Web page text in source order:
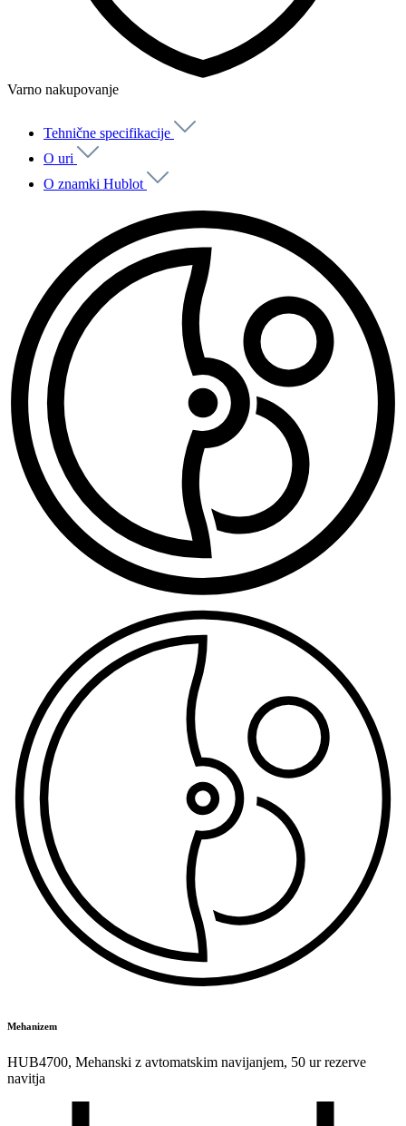
Varno nakupovanje
Tehnične specifikacije
O uri
O znamki Hublot
Mehanizem
HUB4700, Mehanski z avtomatskim navijanjem, 50 ur rezerve
navitja